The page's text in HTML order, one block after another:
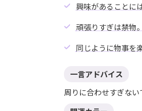
興味があることに
頑張りすぎは禁物
同じように物事を
一言アドバイス
周りに合わせすぎな